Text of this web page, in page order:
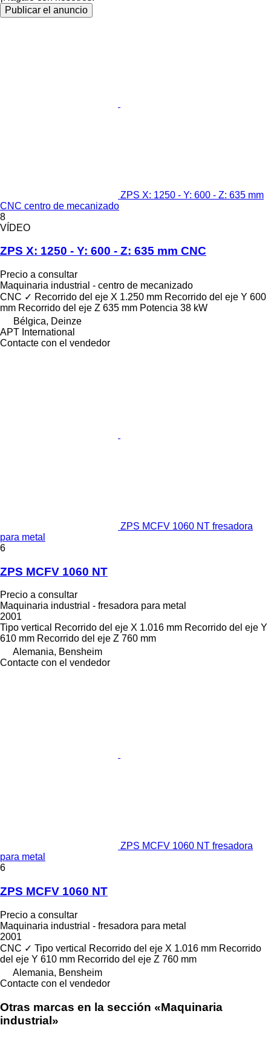
Publicar el anuncio
ZPS X: 1250 - Y: 600 - Z: 635 mm
CNC centro de mecanizado
8
VÍDEO
ZPS X: 1250 - Y: 600 - Z: 635 mm CNC
Precio a consultar
Maquinaria industrial - centro de mecanizado
CNC ✓ Recorrido del eje X 1.250 mm Recorrido del eje Y 600
mm Recorrido del eje Z 635 mm Potencia 38 kW
Bélgica, Deinze
APT International
Contacte con el vendedor
ZPS MCFV 1060 NT fresadora
para metal
6
ZPS MCFV 1060 NT
Precio a consultar
Maquinaria industrial - fresadora para metal
2001
Tipo vertical Recorrido del eje X 1.016 mm Recorrido del eje Y
610 mm Recorrido del eje Z 760 mm
Alemania, Bensheim
Contacte con el vendedor
ZPS MCFV 1060 NT fresadora
para metal
6
ZPS MCFV 1060 NT
Precio a consultar
Maquinaria industrial - fresadora para metal
2001
CNC ✓ Tipo vertical Recorrido del eje X 1.016 mm Recorrido
del eje Y 610 mm Recorrido del eje Z 760 mm
Alemania, Bensheim
Contacte con el vendedor
Otras marcas en la sección «Maquinaria
industrial»